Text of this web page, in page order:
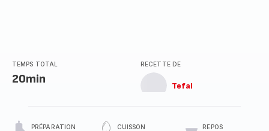
TEMPS TOTAL
20min
RECETTE DE
Tefal
PRÉPARATION CUISSON REPOS